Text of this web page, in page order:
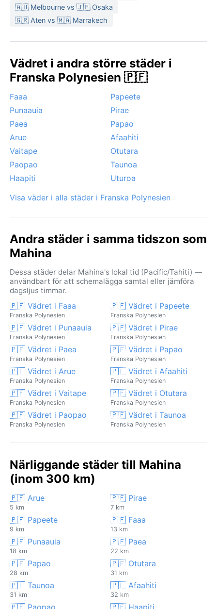
🇦🇺 Melbourne vs 🇯🇵 Osaka
🇬🇷 Aten vs 🇲🇦 Marrakech
Vädret i andra större städer i
Franska Polynesien 🇵🇫
Faaa
Papeete
Punaauia
Pirae
Paea
Papao
Arue
Afaahiti
Vaitape
Otutara
Paopao
Taunoa
Haapiti
Uturoa
Visa väder i alla städer i Franska Polynesien
Andra städer i samma tidszon som
Mahina
Dessa städer delar Mahina's lokal tid (Pacific/Tahiti) —
användbart för att schemalägga samtal eller jämföra
dagsljus timmar.
🇵🇫 Vädret i Faaa
Franska Polynesien
🇵🇫 Vädret i Papeete
Franska Polynesien
🇵🇫 Vädret i Punaauia
Franska Polynesien
🇵🇫 Vädret i Pirae
Franska Polynesien
🇵🇫 Vädret i Paea
Franska Polynesien
🇵🇫 Vädret i Papao
Franska Polynesien
🇵🇫 Vädret i Arue
Franska Polynesien
🇵🇫 Vädret i Afaahiti
Franska Polynesien
🇵🇫 Vädret i Vaitape
Franska Polynesien
🇵🇫 Vädret i Otutara
Franska Polynesien
🇵🇫 Vädret i Paopao
Franska Polynesien
🇵🇫 Vädret i Taunoa
Franska Polynesien
Närliggande städer till Mahina
(inom 300 km)
🇵🇫 Arue
5 km
🇵🇫 Pirae
7 km
🇵🇫 Papeete
9 km
🇵🇫 Faaa
13 km
🇵🇫 Punaauia
18 km
🇵🇫 Paea
22 km
🇵🇫 Papao
28 km
🇵🇫 Otutara
31 km
🇵🇫 Taunoa
31 km
🇵🇫 Afaahiti
32 km
🇵🇫 Paopao 🇵🇫 Haapiti